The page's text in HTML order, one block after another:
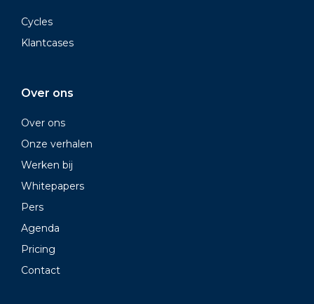
Cycles
Klantcases
Over ons
Over ons
Onze verhalen
Werken bij
Whitepapers
Pers
Agenda
Pricing
Contact